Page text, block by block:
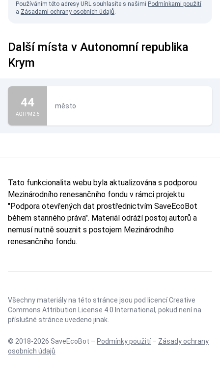
Používáním této adresy URL souhlasíte s našimi Podmínkami použití
a Zásadami ochrany osobních údajů.
Další místa v Autonomní republika
Krym
44
AQI PM2.5
město
Tato funkcionalita webu byla aktualizována s podporou
Mezinárodního renesančního fondu v rámci projektu
"Podpora otevřených dat prostřednictvím SaveEcoBot
během stanného práva". Materiál odráží postoj autorů a
nemusí nutně souznit s postojem Mezinárodního
renesančního fondu.
Všechny materiály na této stránce jsou pod licencíCreative
Commons Attribution License 4.0 International , pokud není na
příslušné stránce uvedeno jinak.
© 2018-2026 SaveEcoBot – Podmínky použití– Zásady ochrany
osobních údajů